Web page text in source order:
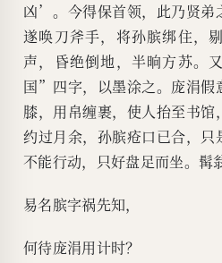
凶’。今得保首领，此乃贤
遂唤刀斧手，将孙膑绑住，
声，昏绝倒地，半晌方苏。
国”四字，以墨涂之。庞涓假
膝，用帛缠裹，使人抬至书馆
约过月余，孙膑疮口已合，只
不能行动，只好盘足而坐。髯
易名膑字祸先知，
何待庞涓用计时？